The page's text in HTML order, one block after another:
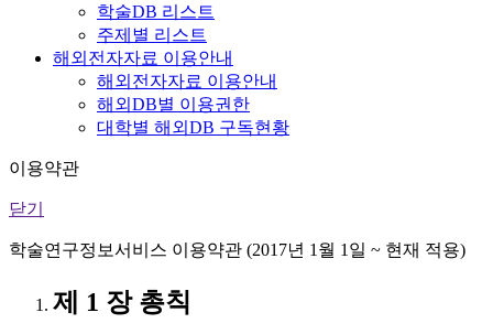
학술DB 리스트
주제별 리스트
해외전자자료 이용안내
해외전자자료 이용안내
해외DB별 이용권한
대학별 해외DB 구독현황
이용약관
닫기
학술연구정보서비스 이용약관 (2017년 1월 1일 ~ 현재 적용)
제 1 장 총칙